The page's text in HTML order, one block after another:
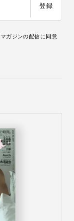
登録
ガジンの配信に同意